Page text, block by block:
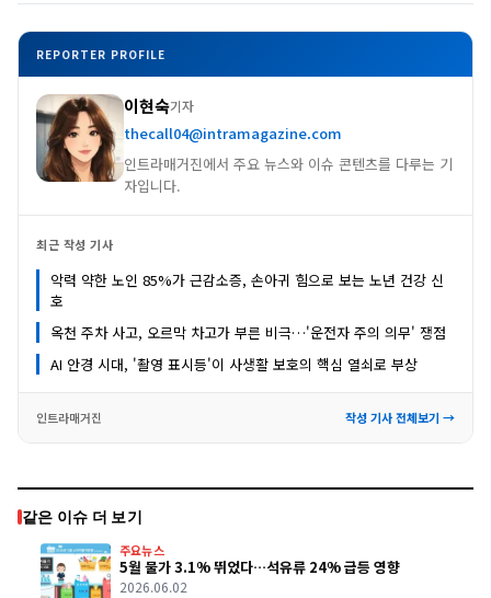
REPORTER PROFILE
이현숙기자
thecall04@intramagazine.com
인트라매거진에서 주요 뉴스와 이슈 콘텐츠를 다루는 기
자입니다.
최근 작성 기사
악력 약한 노인 85%가 근감소증, 손아귀 힘으로 보는 노년 건강 신
호
옥천 주차 사고, 오르막 차고가 부른 비극…'운전자 주의 의무' 쟁점
AI 안경 시대, '촬영 표시등'이 사생활 보호의 핵심 열쇠로 부상
인트라매거진 작성 기사 전체보기 →
같은 이슈 더 보기
주요뉴스
5월 물가 3.1% 뛰었다…석유류 24% 급등 영향
2026.06.02